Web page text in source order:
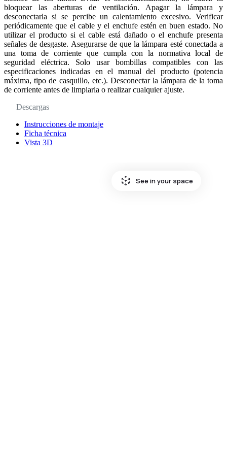
bloquear las aberturas de ventilación. Apagar la lámpara y
desconectarla si se percibe un calentamiento excesivo. Verificar
periódicamente que el cable y el enchufe estén en buen estado. No
utilizar el producto si el cable está dañado o el enchufe presenta
señales de desgaste. Asegurarse de que la lámpara esté conectada a
una toma de corriente que cumpla con la normativa local de
seguridad eléctrica. Solo usar bombillas compatibles con las
especificaciones indicadas en el manual del producto (potencia
máxima, tipo de casquillo, etc.). Desconectar la lámpara de la toma
de corriente antes de limpiarla o realizar cualquier ajuste.
Descargas
Instrucciones de montaje
Ficha técnica
Vista 3D